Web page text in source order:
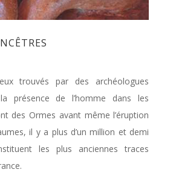
trouvés par des archéologues
présence de l’homme dans les
des Ormes avant même l’éruption
il y a plus d’un million et demi
les plus anciennes traces